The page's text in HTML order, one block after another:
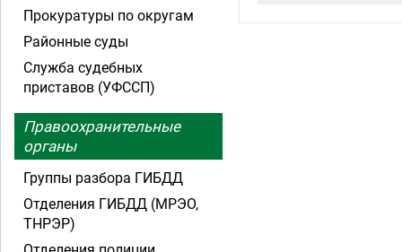
Прокуратуры по округам
Районные суды
Служба судебных
приставов (УФССП)
Правоохранительные
органы
Группы разбора ГИБДД
Отделения ГИБДД (МРЭО,
ТНРЭР)